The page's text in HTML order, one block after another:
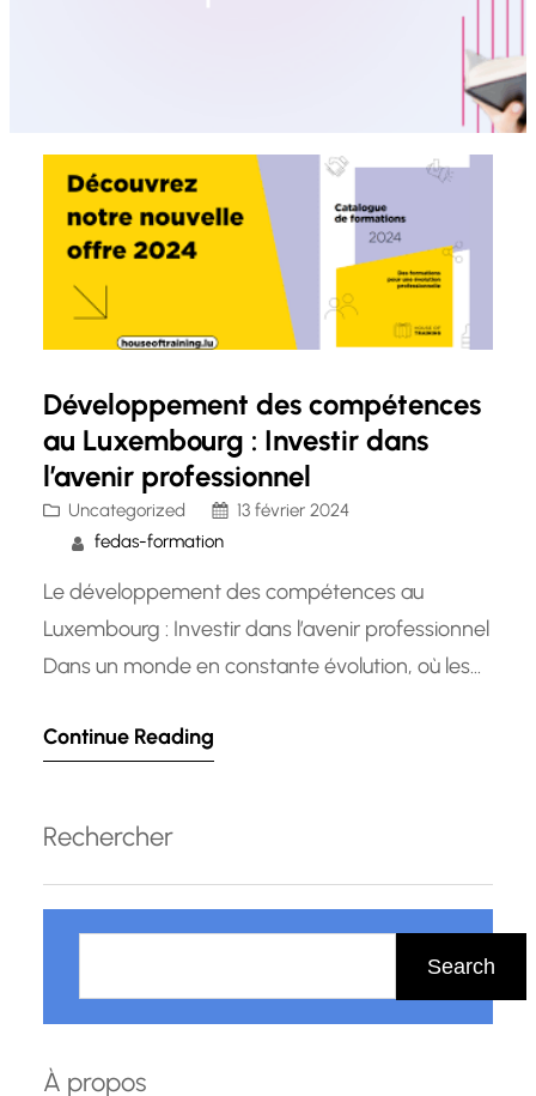
Développement des compétences
au Luxembourg : Investir dans
l’avenir professionnel
Uncategorized
13 février 2024
fedas-formation
Le développement des compétences au
Luxembourg : Investir dans l’avenir professionnel
Dans un monde en constante évolution, où les
économiques se produisent à un rythme
professionnelles. Au Luxembourg, pays
dynamique au cœur de l’Europe, le…
Continue Reading
Rechercher
h
Search
À propos